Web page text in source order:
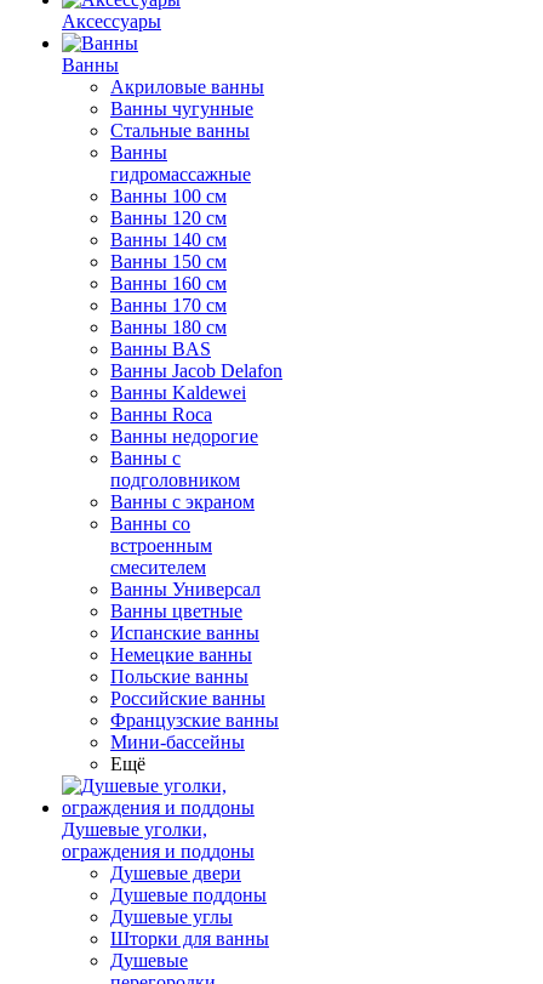
Аксессуары
Ванны
Акриловые ванны
Ванны чугунные
Стальные ванны
Ванны
гидромассажные
Ванны 100 см
Ванны 120 см
Ванны 140 см
Ванны 150 см
Ванны 160 см
Ванны 170 см
Ванны 180 см
Ванны BAS
Ванны Jacob Delafon
Ванны Kaldewei
Ванны Roca
Ванны недорогие
Ванны с
подголовником
Ванны с экраном
Ванны со
встроенным
смесителем
Ванны Универсал
Ванны цветные
Испанские ванны
Немецкие ванны
Польские ванны
Российские ванны
Французские ванны
Мини-бассейны
Ещё
Душевые уголки,
ограждения и поддоны
Душевые двери
Душевые поддоны
Душевые углы
Шторки для ванны
Душевые